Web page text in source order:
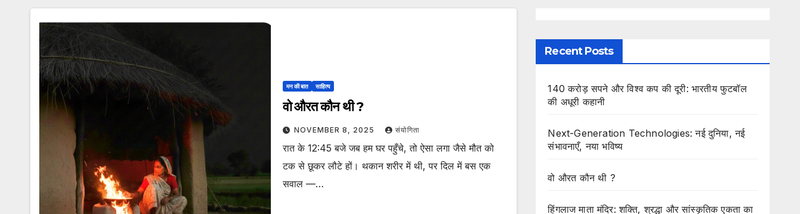
मन की बात साहित्य
वो औरत कौन थी ?
NOVEMBER 8, 2025 संयोगिता
रात के 12:45 बजे जब हम घर पहुँचे, तो ऐसा लगा जैसे मौत को
टक से छूकर लौटे हों। थकान शरीर में थी, पर दिल में बस एक
सवाल —…
Recent Posts
140 करोड़ सपने और विश्व कप की दूरी: भारतीय फुटबॉल
की अधूरी कहानी
Next-Generation Technologies: नई दुनिया, नई
संभावनाएँ, नया भविष्य
वो औरत कौन थी ?
हिंगलाज माता मंदिर: शक्ति, श्रद्धा और सांस्कृतिक एकता का